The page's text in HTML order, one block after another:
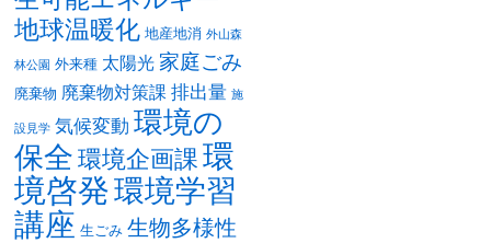
地球温暖化 地産地消 外山森
林公園 外来種 太陽光 家庭ごみ
廃棄物 廃棄物対策課 排出量 施
設見学 気候変動 環境の
保全 環境企画課 環
境啓発環境学習
講座 生ごみ 生物多様性